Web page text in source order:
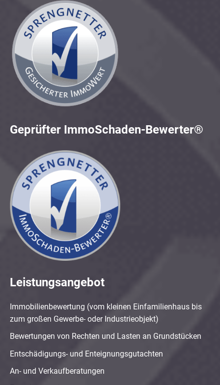
Geprüfter ImmoSchaden-Bewerter®
Leistungsangebot
Immobilienbewertung (vom kleinen Einfamilienhaus bis
zum großen Gewerbe- oder Industrieobjekt)
Bewertungen von Rechten und Lasten an Grundstücken
Entschädigungs- und Enteignungsgutachten
An- und Verkaufberatungen